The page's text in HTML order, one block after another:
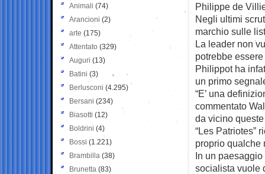
Philippe de
Negli ultimi
marchio sulle
La leader non
potrebbe
Philippot ha
un primo
“E’ una
commentato
da vicino
“Les Patriotes”
proprio qualche
In un
socialista vuole
Animali (74)
Arancioni (2)
arte (175)
Attentato (329)
Auguri (13)
Batini (3)
Berlusconi (4.295)
Bersani (234)
Biasotti (12)
Boldrini (4)
Bossi (1.221)
Brambilla (38)
Brunetta (83)